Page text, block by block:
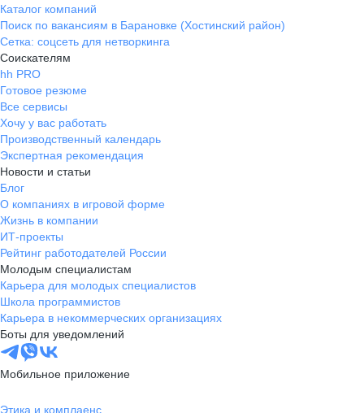
Каталог компаний
Поиск по вакансиям в Барановке (Хостинский район)
Сетка: соцсеть для нетворкинга
Соискателям
hh PRO
Готовое резюме
Все сервисы
Хочу у вас работать
Производственный календарь
Экспертная рекомендация
Новости и статьи
Блог
О компаниях в игровой форме
Жизнь в компании
ИТ-проекты
Рейтинг работодателей России
Молодым специалистам
Карьера для молодых специалистов
Школа программистов
Карьера в некоммерческих организациях
Боты для уведомлений
Мобильное приложение
Этика и комплаенс